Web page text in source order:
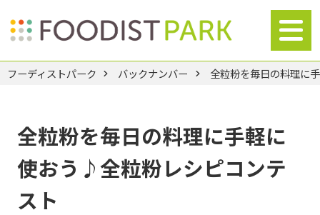
フーディストパーク バックナンバー 全粒粉を毎日の料理に
全粒粉を毎日の料理に手軽に
使おう♪全粒粉レシピコンテ
スト